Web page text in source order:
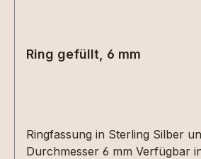
Ring gefüllt, 6 mm
Ringfassung in Sterling Silber
Durchmesser 6 mm Verfügbar